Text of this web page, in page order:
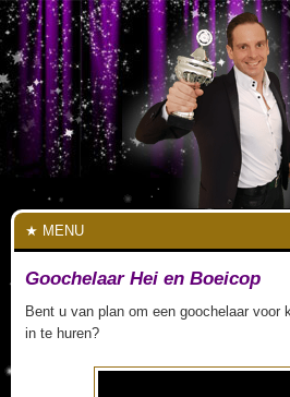
MENU
Goochelaar Hei en Boeicop
Bent u van plan om een goochelaar voor
in te huren?